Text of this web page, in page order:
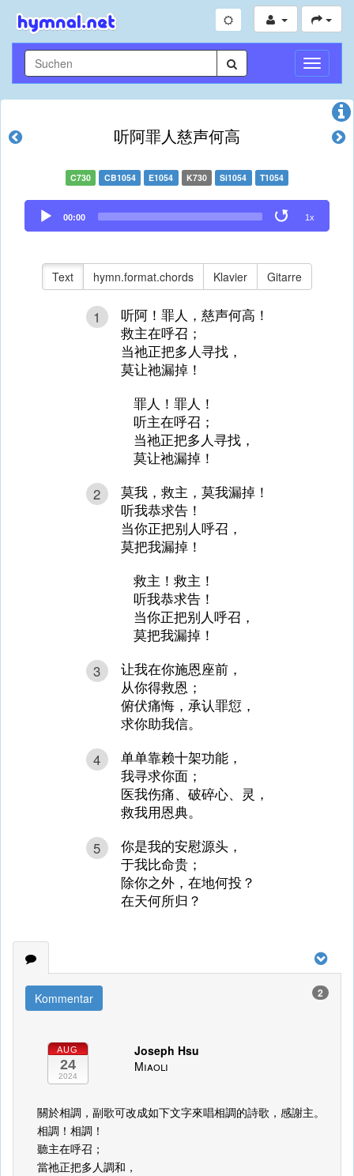
听阿罪人慈声何高
C730 CB1054 E1054 K730 Si1054 T1054
Audio
Player
00:00 1x
Text hymn.format.chords Klavier Gitarre
1
听阿！罪人，慈声何高！
救主在呼召；
当祂正把多人寻找，
莫让祂漏掉！
罪人！罪人！
听主在呼召；
当祂正把多人寻找，
莫让祂漏掉！
2
莫我，救主，莫我漏掉！
听我恭求告！
当你正把别人呼召，
莫把我漏掉！
救主！救主！
听我恭求告！
当你正把别人呼召，
莫把我漏掉！
3
让我在你施恩座前，
从你得救恩；
俯伏痛悔，承认罪愆，
求你助我信。
4
单单靠赖十架功能，
我寻求你面；
医我伤痛、破碎心、灵，
救我用恩典。
5
你是我的安慰源头，
于我比命贵；
除你之外，在地何投？
在天何所归？
Kommentar 2
AUG
24
2024
Joseph Hsu
Miaoli
關於相調，副歌可改成如下文字來唱相調的詩歌，感謝主。
相調！相調！
聽主在呼召；
當祂正把多人調和，